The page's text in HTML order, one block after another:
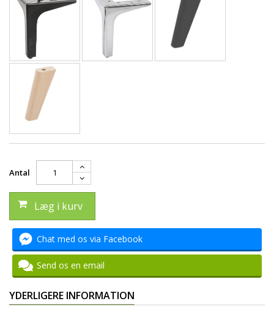
Antal
Læg i kurv
Chat med os via Facebook
Send os en email
YDERLIGERE INFORMATION